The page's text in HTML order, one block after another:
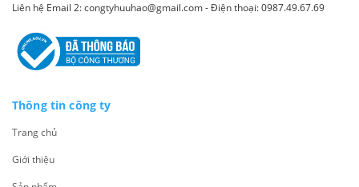
Liên hệ Email 2: congtyhuuhao@gmail.com - Điện thoại: 0987.49.67.69
Thông tin công ty
Trang chủ
Giới thiệu